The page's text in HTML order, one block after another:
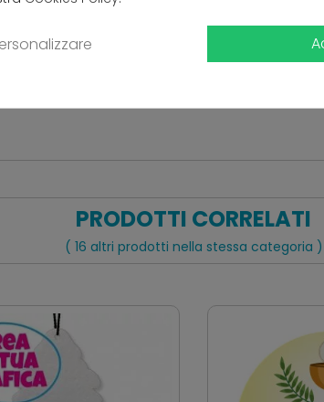
Ancora nessuna recensione da parte
PRODOTTI CORRELATI
( 16 altri prodotti nella stessa categoria )